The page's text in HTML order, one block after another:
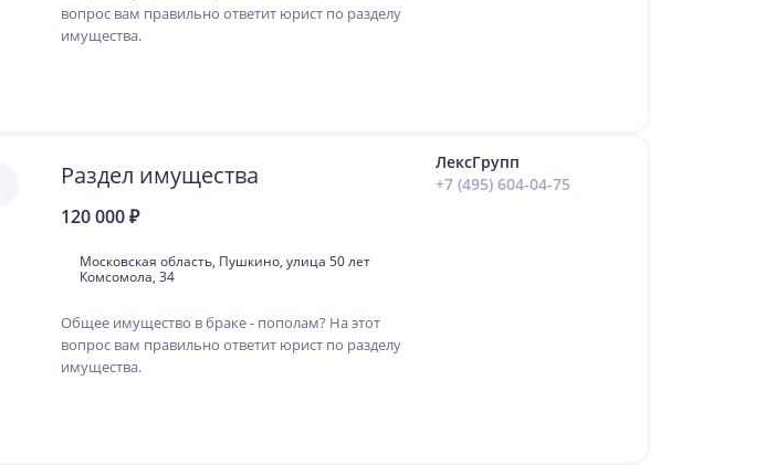
вопрос вам правильно ответит юрист по разделу
имущества.
Раздел имущества
120 000 ₽
Московская область, Пушкино, улица 50 лет
Комсомола, 34
Общее имущество в браке - пополам? На этот
вопрос вам правильно ответит юрист по разделу
имущества.
ЛексГрупп
+7 (495) 604-04-75